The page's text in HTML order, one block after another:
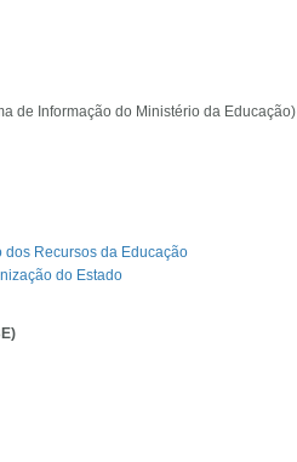
de Informação do Ministério da Educação)
dos Recursos da Educação
do Estado